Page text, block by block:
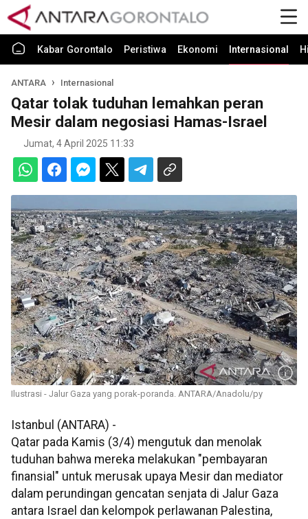
Kabar Gorontalo Peristiwa Ekonomi Internasional
ANTARA Internasional
Qatar tolak tuduhan lemahkan peran
Mesir dalam negosiasi Hamas-Israel
Jumat, 4 April 2025 11:33
Ilustrasi - Jalur Gaza yang porak-poranda. ANTARA/Anadolu/py
Istanbul (ANTARA) -
Qatar pada Kamis (3/4) mengutuk dan menolak
tuduhan bahwa mereka melakukan "pembayaran
finansial" untuk merusak upaya Mesir dan mediator
dalam perundingan gencatan senjata di Jalur Gaza
antara Israel dan kelompok perlawanan Palestina,